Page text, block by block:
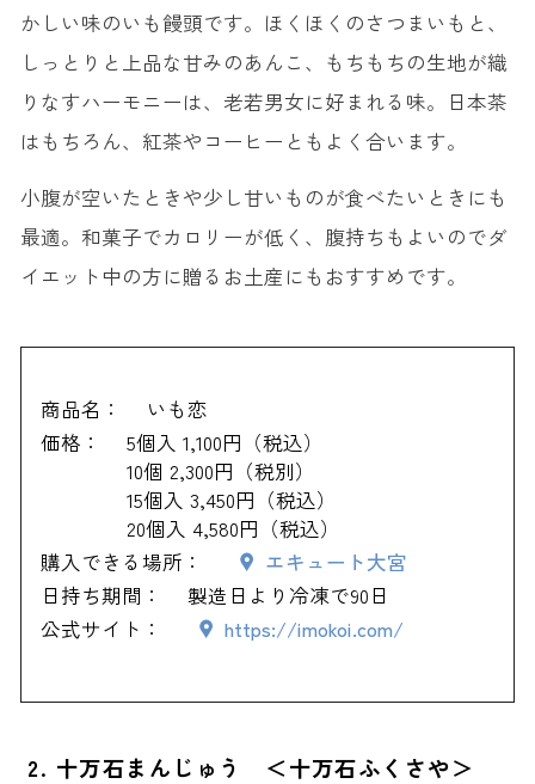
かしい味のいも饅頭です。ほくほくのさつまいもと、
しっとりと上品な甘みのあんこ、もちもちの生地が織
りなすハーモニーは、老若男女に好まれる味。日本茶
はもちろん、紅茶やコーヒーともよく合います。
小腹が空いたときや少し甘いものが食べたいときにも
最適。和菓子でカロリーが低く、腹持ちもよいのでダ
イエット中の方に贈るお土産にもおすすめです。
商品名：
いも恋
価格：
5個入 1,100円（税込）
10個 2,300円（税別）
15個入 3,450円（税込）
20個入 4,580円（税込）
購入できる場所：
エキュート大宮
日持ち期間：
製造日より冷凍で90日
公式サイト：
https://imokoi.com/
2. 十万石まんじゅう ＜十万石ふくさや＞